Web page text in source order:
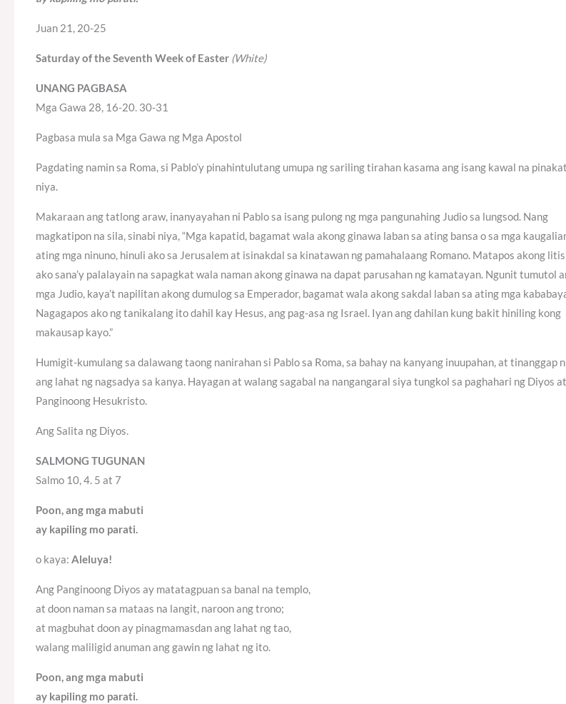
Juan 21, 20-25
Saturday of the Seventh Week of Easter (White)
UNANG PAGBASA
Mga Gawa 28, 16-20. 30-31
Pagbasa mula sa Mga Gawa ng Mga Apostol
Pagdating namin sa Roma, si Pablo’y pinahintulutang umupa ng sariling tirahan kasama ang isang kawal na
niya.
Makaraan ang tatlong araw, inanyayahan ni Pablo sa isang pulong ng mga pangunahing Judio sa lungsod. Nang
magkatipon na sila, sinabi niya, “Mga kapatid, bagamat wala akong ginawa laban sa ating bansa o sa mga
ating mga ninuno, hinuli ako sa Jerusalem at isinakdal sa kinatawan ng pamahalaang Romano. Matapos akong
ako sana’y palalayain na sapagkat wala naman akong ginawa na dapat parusahan ng kamatayan. Ngunit tumutol
mga Judio, kaya’t napilitan akong dumulog sa Emperador, bagamat wala akong sakdal laban sa ating mga
Nagagapos ako ng tanikalang ito dahil kay Hesus, ang pag-asa ng Israel. Iyan ang dahilan kung bakit hiniling kong
makausap kayo.”
Humigit-kumulang sa dalawang taong nanirahan si Pablo sa Roma, sa bahay na kanyang inuupahan, at tinanggap
ang lahat ng nagsadya sa kanya. Hayagan at walang sagabal na nangangaral siya tungkol sa paghahari ng Diyos
Panginoong Hesukristo.
Ang Salita ng Diyos.
SALMONG TUGUNAN
Salmo 10, 4. 5 at 7
Poon, ang mga mabuti
ay kapiling mo parati.
o kaya: Aleluya!
Ang Panginoong Diyos ay matatagpuan sa banal na templo,
at doon naman sa mataas na langit, naroon ang trono;
at magbuhat doon ay pinagmamasdan ang lahat ng tao,
walang maliligid anuman ang gawin ng lahat ng ito.
Poon, ang mga mabuti
ay kapiling mo parati.